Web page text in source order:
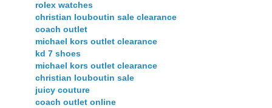
rolex watches
christian louboutin sale clearance
coach outlet
michael kors outlet clearance
kd 7 shoes
michael kors outlet clearance
christian louboutin sale
juicy couture
coach outlet online